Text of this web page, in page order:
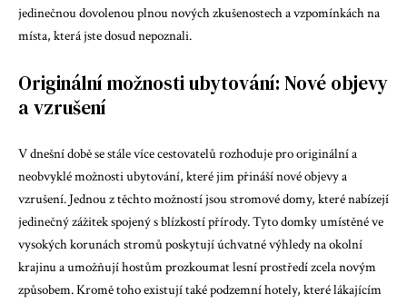
jedinečnou dovolenou plnou nových zkušenostech a vzpomínkách na
místa, která jste dosud nepoznali.
Originální možnosti ubytování: Nové objevy
a vzrušení
V dnešní době se stále více cestovatelů rozhoduje pro originální a
neobvyklé možnosti ubytování, které jim přináší nové objevy a
vzrušení. Jednou z těchto možností jsou stromové domy, které nabízejí
jedinečný zážitek spojený s blízkostí přírody. Tyto domky umístěné ve
vysokých korunách stromů poskytují úchvatné výhledy na okolní
krajinu a umožňují hostům prozkoumat lesní prostředí zcela novým
způsobem. Kromě toho existují také podzemní hotely, které lákajícím